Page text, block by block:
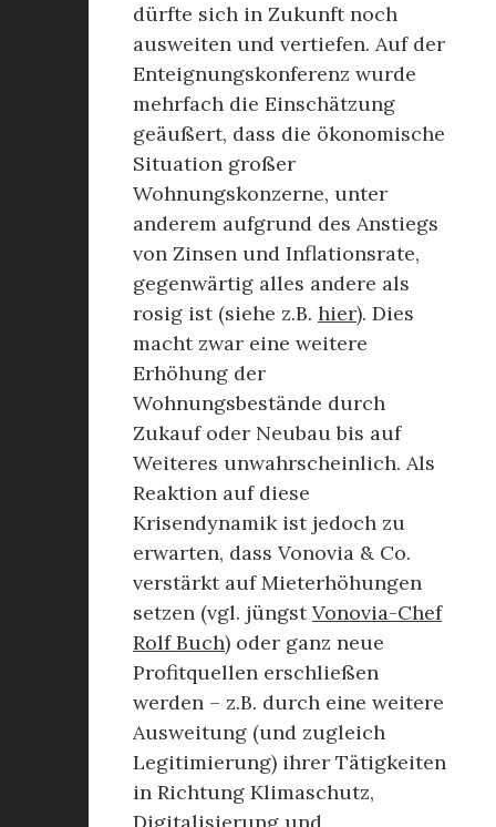
dürfte sich in Zukunft noch
ausweiten und vertiefen. Auf der
Enteignungskonferenz wurde
mehrfach die Einschätzung
geäußert, dass die ökonomische
Situation großer
Wohnungskonzerne, unter
anderem aufgrund des Anstiegs
von Zinsen und Inflationsrate,
gegenwärtig alles andere als
rosig ist (siehe z.B. hier). Dies
macht zwar eine weitere
Erhöhung der
Wohnungsbestände durch
Zukauf oder Neubau bis auf
Weiteres unwahrscheinlich. Als
Reaktion auf diese
Krisendynamik ist jedoch zu
erwarten, dass Vonovia & Co.
verstärkt auf Mieterhöhungen
setzen (vgl. jüngstVonovia-Chef
Rolf Buch) oder ganz neue
Profitquellen erschließen
werden – z.B. durch eine weitere
Ausweitung (und zugleich
Legitimierung) ihrer Tätigkeiten
in Richtung Klimaschutz,